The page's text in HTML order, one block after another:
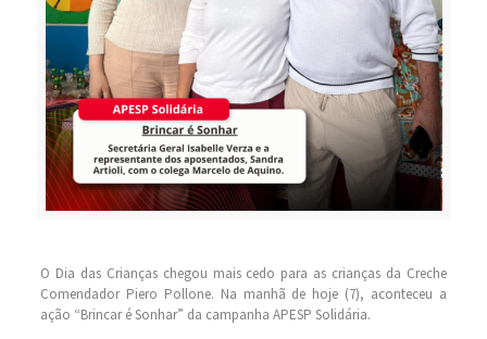
O Dia das Crianças chegou mais cedo para as crianças da Creche
Comendador Piero Pollone. Na manhã de hoje (7), aconteceu a
ação “Brincar é Sonhar” da campanha APESP Solidária.